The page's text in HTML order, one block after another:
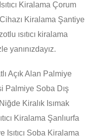
Kiralama Çorum
Kiralama Şantiye
ısıtıcı kiralama
yanınızdayız.
Açık Alan Palmiye
Palmiye Soba Dış
Kiralık Isımak
Kiralama Şanlıurfa
Isıtıcı Soba Kiralama